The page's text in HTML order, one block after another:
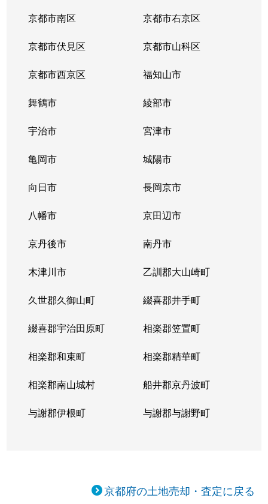
京都市南区 京都市右京区
京都市伏見区 京都市山科区
京都市西京区 福知山市
舞鶴市 綾部市
宇治市 宮津市
亀岡市 城陽市
向日市 長岡京市
八幡市 京田辺市
京丹後市 南丹市
木津川市 乙訓郡大山崎町
久世郡久御山町 綴喜郡井手町
綴喜郡宇治田原町 相楽郡笠置町
相楽郡和束町 相楽郡精華町
相楽郡南山城村 船井郡京丹波町
与謝郡伊根町 与謝郡与謝野町
京都府の土地売却・査定に戻る